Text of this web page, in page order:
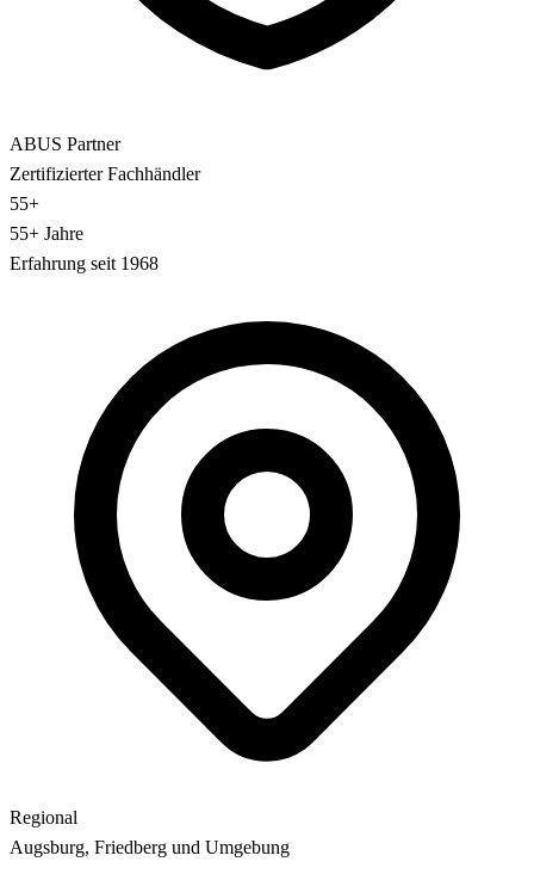
ABUS Partner
Zertifizierter Fachhändler
55+
55+ Jahre
Erfahrung seit 1968
Regional
Augsburg, Friedberg und Umgebung